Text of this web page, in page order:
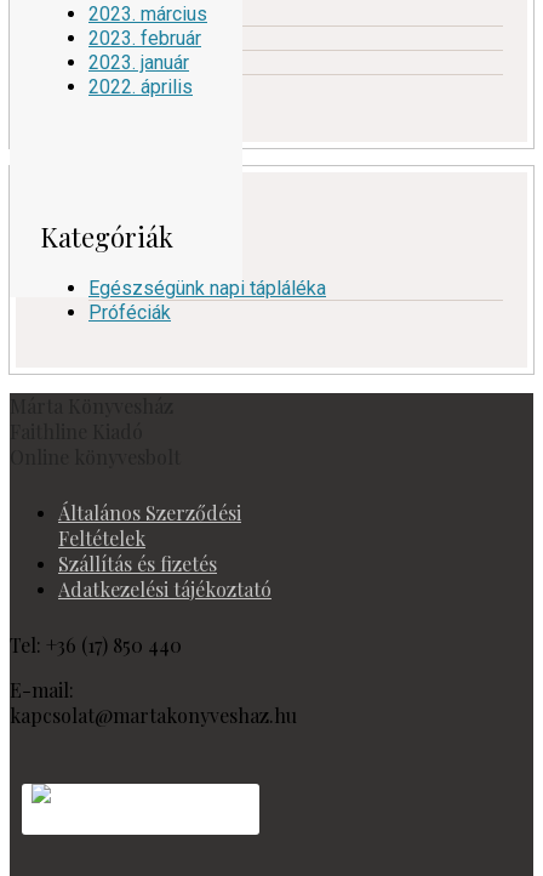
2023. március
2023. február
2023. január
2022. április
Kategóriák
Egészségünk napi tápláléka
Próféciák
Általános Szerződési
Feltételek
Szállítás és fizetés
Adatkezelési tájékoztató
Tel: +36 (17) 850 440
E-mail:
kapcsolat@martakonyveshaz.hu